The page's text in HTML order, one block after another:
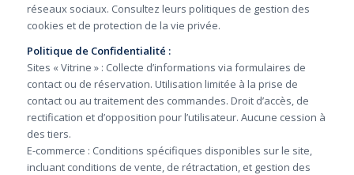
réseaux sociaux. Consultez leurs politiques de gestion des
cookies et de protection de la vie privée.
Politique de Confidentialité :
Sites « Vitrine » : Collecte d’informations via formulaires de
contact ou de réservation. Utilisation limitée à la prise de
contact ou au traitement des commandes. Droit d’accès, de
rectification et d’opposition pour l’utilisateur. Aucune cession à
des tiers.
E-commerce : Conditions spécifiques disponibles sur le site,
incluant conditions de vente, de rétractation, et gestion des